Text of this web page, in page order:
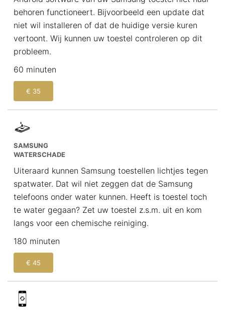
behoren functioneert. Bijvoorbeeld een update dat
niet wil installeren of dat de huidige versie kuren
vertoont. Wij kunnen uw toestel controleren op dit
probleem.
60 minuten
€ 35
SAMSUNG
WATERSCHADE
Uiteraard kunnen Samsung toestellen lichtjes tegen
spatwater. Dat wil niet zeggen dat de Samsung
telefoons onder water kunnen. Heeft is toestel toch
te water gegaan? Zet uw toestel z.s.m. uit en kom
langs voor een chemische reiniging.
180 minuten
€ 45